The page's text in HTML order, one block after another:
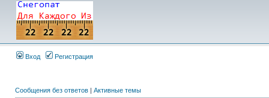
Вход Регистрация
Сообщения без ответов | Активные темы